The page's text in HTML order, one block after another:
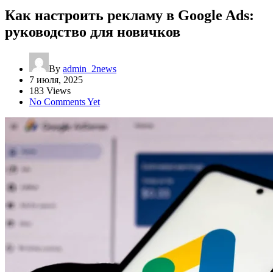
Как настроить рекламу в Google Ads:
руководство для новичков
By admin_2news
7 июля, 2025
183 Views
No Comments Yet